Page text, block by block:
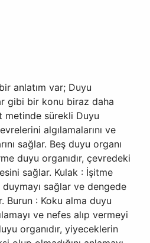
anlatım var; Duyu
gibi bir konu biraz daha
metinde sürekli Duyu
algılamalarını ve
sağlar. Beş duyu organı
duyu organıdır, çevredeki
sağlar. Kulak : İşitme
duymayı sağlar ve dengede
Burun : Koku alma duyu
ve nefes alıp vermeyi
organıdır, yiyeceklerin